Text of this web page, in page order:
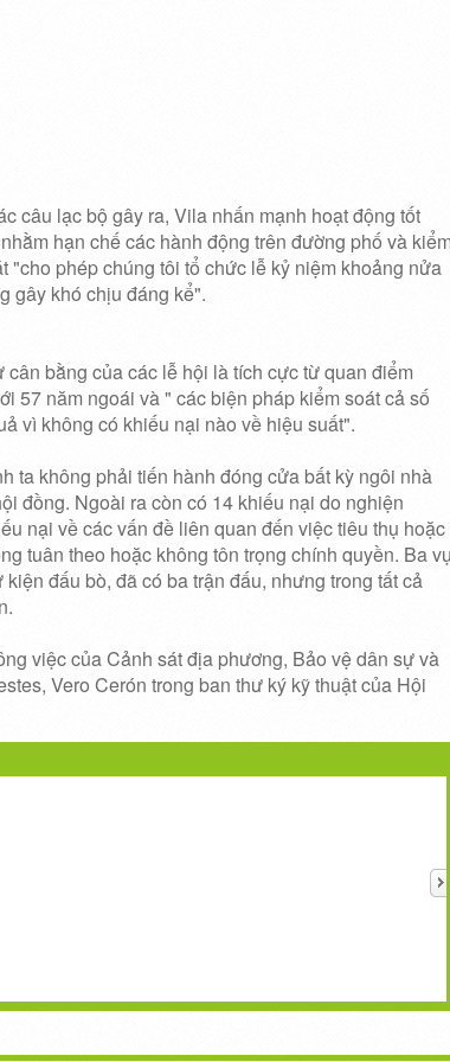
câu lạc bộ gây ra, Vila nhấn mạnh hoạt động tốt
hạn chế các hành động trên đường phố và
"cho phép chúng tôi tổ chức lễ kỷ niệm khoảng nửa
gây khó chịu đáng kể".
bằng của các lễ hội là tích cực từ quan điểm
57 năm ngoái và " các biện pháp kiểm soát cả số
vì không có khiếu nại nào về hiệu suất".
ta không phải tiến hành đóng cửa bất kỳ ngôi nhà
đồng. Ngoài ra còn có 14 khiếu nại do nghiện
nại về các vấn đề liên quan đến việc tiêu thụ hoặc
tuân theo hoặc không tôn trọng chính quyền. Ba
đấu bò, đã có ba trận đấu, nhưng trong tất cả
việc của Cảnh sát địa phương, Bảo vệ dân sự và
Vero Cerón trong ban thư ký kỹ thuật của Hội